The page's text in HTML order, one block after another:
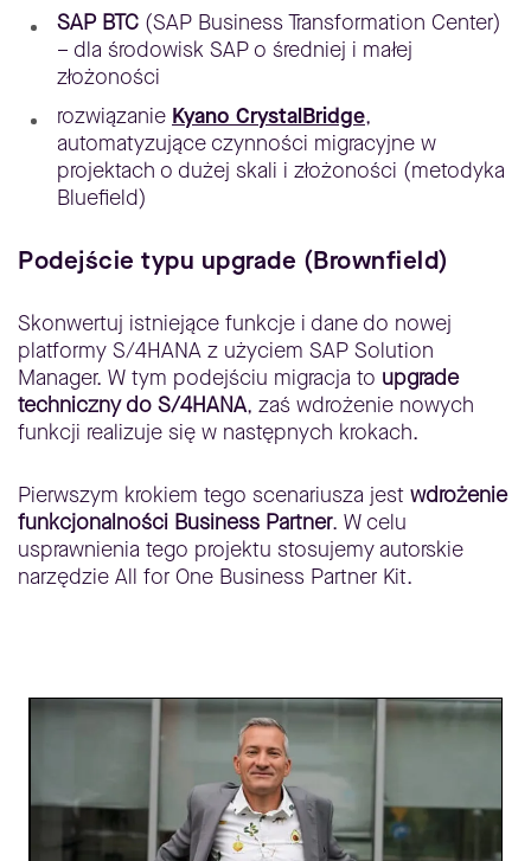
SAP BTC (SAP Business Transformation Center)
– dla środowisk SAP o średniej i małej
złożoności
rozwiązanie Kyano CrystalBridge,
automatyzujące czynności migracyjne w
projektach o dużej skali i złożoności (metodyka
Bluefield)
Podejście typu upgrade (Brownfield)
Skonwertuj istniejące funkcje i dane do nowej
platformy S/4HANA z użyciem SAP Solution
Manager. W tym podejściu migracja to upgrade
techniczny do S/4HANA, zaś wdrożenie nowych
funkcji realizuje się w następnych krokach.
Pierwszym krokiem tego scenariusza jest wdrożenie
funkcjonalności Business Partner. W celu
usprawnienia tego projektu stosujemy autorskie
narzędzie All for One Business Partner Kit.